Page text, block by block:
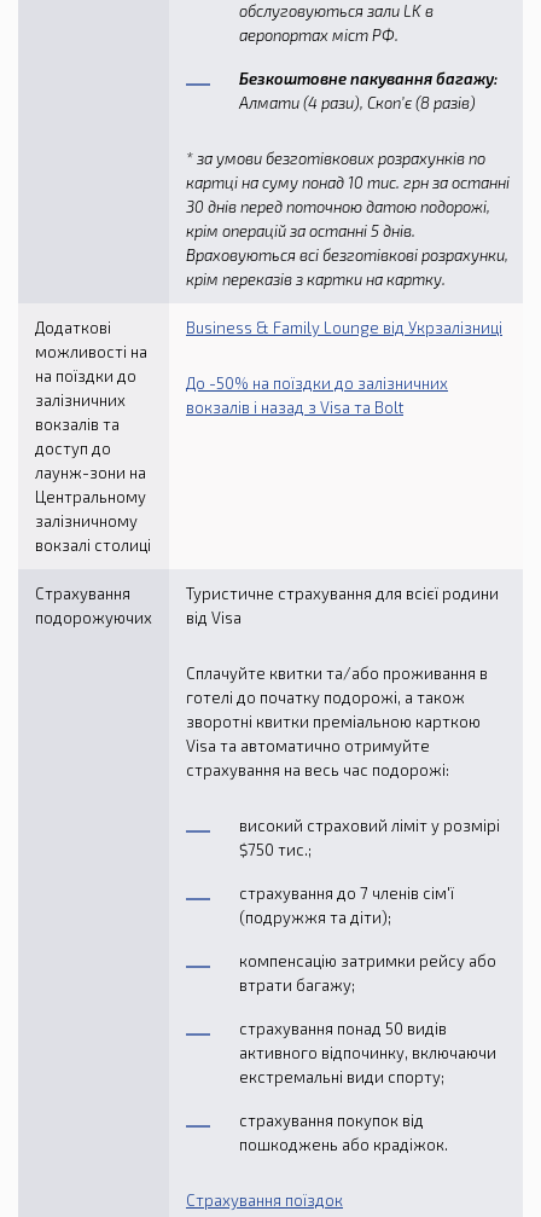
обслуговуються зали LK в
аеропортах міст РФ.
Безкоштовне пакування багажу:
Алмати (4 рази), Скоп’є (8 разів)
* за умови безготівкових розрахунків по
картці на суму понад 10 тис. грн за останні
30 днів перед поточною датою подорожі,
крім операцій за останні 5 днів.
Враховуються всі безготівкові розрахунки,
крім переказів з картки на картку.
Додаткові
можливості на
на поїздки до
залізничних
вокзалів та
доступ до
лаунж-зони на
Центральному
залізничному
вокзалі столиці
Business & Family Lounge від Укрзалізниці
До -50% на поїздки до залізничних
вокзалів і назад з Visa та Bolt
Страхування
подорожуючих
Туристичне страхування для всієї родини
від Visa
Сплачуйте квитки та/або проживання в
готелі до початку подорожі, а також
зворотні квитки преміальною карткою
Visa та автоматично отримуйте
страхування на весь час подорожі:
високий страховий ліміт у розмірі
$750 тис.;
страхування до 7 членів сім'ї
(подружжя та діти);
компенсацію затримки рейсу або
втрати багажу;
страхування понад 50 видів
активного відпочинку, включаючи
екстремальні види спорту;
страхування покупок від
пошкоджень або крадіжок.
Страхування поїздок